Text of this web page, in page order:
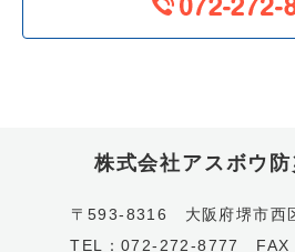
株式会社アスボウ防
〒593-8316 大阪府堺市西
TEL：072-272-8777 FAX